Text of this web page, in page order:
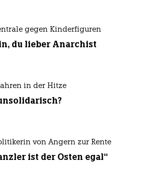
gegen Kinderfiguren
du lieber Anarchist
in der Hitze
von Angern zur Rente
ist der Osten egal“